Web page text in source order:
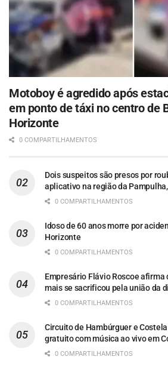
Motoboy é agredido após
em ponto de táxi no centro de
Horizonte
0 COMPARTILHAMENTOS
Dois suspeitos são presos por
aplicativo na região da
0 COMPARTILHAMENTOS
Idoso de 60 anos morre por
Horizonte
0 COMPARTILHAMENTOS
Empresário Flávio Roscoe afirma
mais se sacrificou pela união da
0 COMPARTILHAMENTOS
Circuito de Hambúrguer e
gratuito com música ao vivo em
0 COMPARTILHAMENTOS